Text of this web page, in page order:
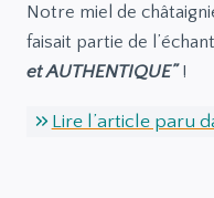
Notre miel de
faisait partie de
et AUTHENTIQUE”!
Lire l’article paru